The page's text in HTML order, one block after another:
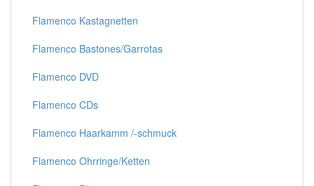
Flamenco Kastagnetten
Flamenco Bastones/Garrotas
Flamenco DVD
Flamenco CDs
Flamenco Haarkamm /-schmuck
Flamenco Ohrringe/Ketten